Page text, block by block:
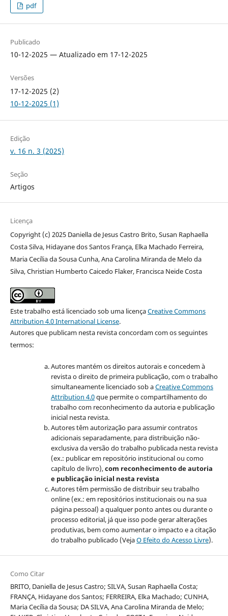
pdf
Publicado
10-12-2025 — Atualizado em 17-12-2025
Versões
17-12-2025 (2)
10-12-2025 (1)
Edição
v. 16 n. 3 (2025)
Seção
Artigos
Licença
Copyright (c) 2025 Daniella de Jesus Castro Brito, Susan Raphaella
Costa Silva, Hidayane dos Santos França, Elka Machado Ferreira,
Maria Cecília da Sousa Cunha, Ana Carolina Miranda de Melo da
Silva, Christian Humberto Caicedo Flaker, Francisca Neide Costa
Este trabalho está licenciado sob uma licençaCreative Commons
Attribution 4.0 International License.
Autores que publicam nesta revista concordam com os seguintes
termos:
Autores mantém os direitos autorais e concedem à
revista o direito de primeira publicação, com o trabalho
simultaneamente licenciado sob aCreative Commons
Attribution 4.0que permite o compartilhamento do
trabalho com reconhecimento da autoria e publicação
inicial nesta revista.
Autores têm autorização para assumir contratos
adicionais separadamente, para distribuição não-
exclusiva da versão do trabalho publicada nesta revista
(ex.: publicar em repositório institucional ou como
capítulo de livro),com reconhecimento de autoria
e publicação inicial nesta revista
Autores têm permissão de distribuir seu trabalho
online (ex.: em repositórios institucionais ou na sua
página pessoal) a qualquer ponto antes ou durante o
processo editorial, já que isso pode gerar alterações
produtivas, bem como aumentar o impacto e a citação
do trabalho publicado (VejaO Efeito do Acesso Livre).
Como Citar
BRITO, Daniella de Jesus Castro; SILVA, Susan Raphaella Costa;
FRANÇA, Hidayane dos Santos; FERREIRA, Elka Machado; CUNHA,
Maria Cecília da Sousa; DA SILVA, Ana Carolina Miranda de Melo;